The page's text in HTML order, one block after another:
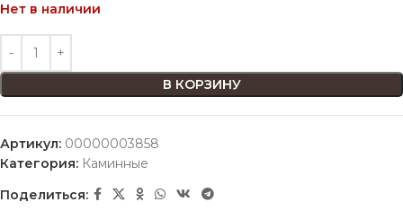
Нет в наличии
В КОРЗИНУ
Артикул: 00000003858
Категория: Каминные
Поделиться: